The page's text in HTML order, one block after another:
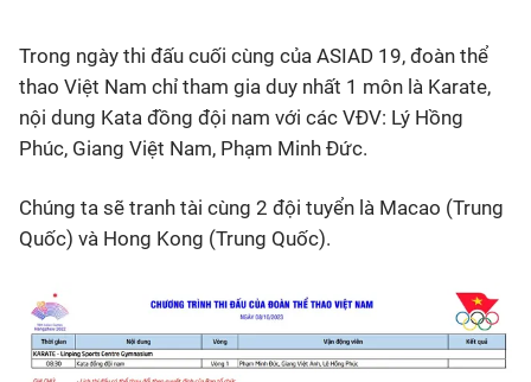
Thể thao Điện tử
Các môn khác
VIDEO
Trong ngày thi đấu cuối cùng của ASIAD 19, đoàn thể
thao Việt Nam chỉ tham gia duy nhất 1 môn là Karate,
nội dung Kata đồng đội nam với các VĐV: Lý Hồng
Phúc, Giang Việt Nam, Phạm Minh Đức.
Chúng ta sẽ tranh tài cùng 2 đội tuyển là Macao (Trung
Quốc) và Hong Kong (Trung Quốc).